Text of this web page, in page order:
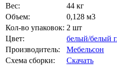
Вес:
44 кг
Объем:
0,128 м3
Кол-во упаковок: 2 шт
Цвет:
белый/белый
Производитель:
Мебельсон
Схема сборки:
Скачать